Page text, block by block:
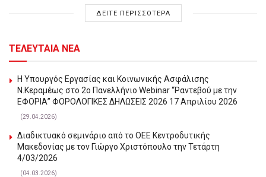
ΔΕΙΤΕ ΠΕΡΙΣΣΟΤΕΡΑ
ΤΕΛΕΥΤΑΙΑ ΝΕΑ
Η Υπουργός Εργασίας και Κοινωνικής Ασφάλισης
Ν.Κεραμέως στο 2o Πανελλήνιο Webinar “Ραντεβού με την
ΕΦΟΡΙΑ” ΦΟΡΟΛΟΓΙΚΕΣ ΔΗΛΩΣΕΙΣ 2026 17 Απριλίου 2026
(29.04.2026)
Διαδικτυακό σεμινάριο από το ΟΕΕ Κεντροδυτικής
Μακεδονίας με τον Γιώργο Χριστόπουλο την Τετάρτη
4/03/2026
(04.03.2026)